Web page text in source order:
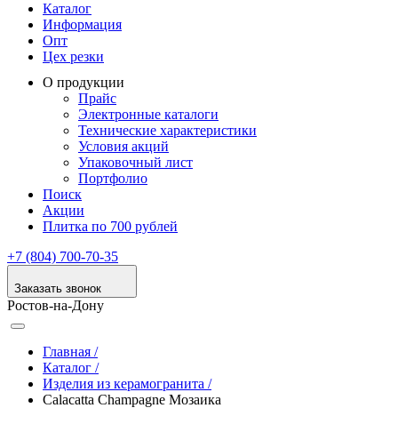
Каталог
Информация
Опт
Цех резки
О продукции
Прайс
Электронные каталоги
Технические характеристики
Условия акций
Упаковочный лист
Портфолио
Поиск
Акции
Плитка по 700 рублей
+7 (804) 700-70-35
Заказать звонок
Ростов-на-Дону
Главная /
Каталог /
Изделия из керамогранита /
Calacatta Champagne Мозаика